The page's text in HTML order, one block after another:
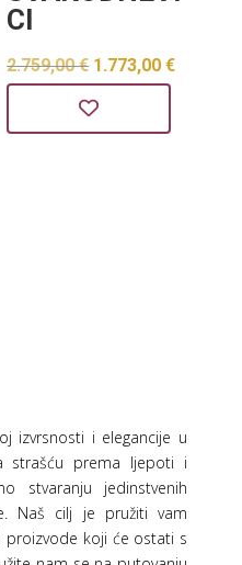
CI
2.759,00€ Izvorna
cijena
bila
1.773,00€
izvrsnosti i elegancije u
strašću prema ljepoti i
stvaranju jedinstvenih
Naš cilj je pružiti vam
proizvode koji će ostati s